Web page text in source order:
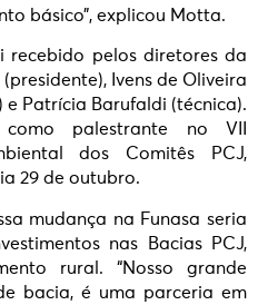
básico”, explicou Motta.
recebido pelos diretores da
Ivens de Oliveira
Patrícia Barufaldi (técnica).
palestrante no VII
dos Comitês PCJ,
29 de outubro.
mudança na Funasa seria
nas Bacias PCJ,
rural. “Nosso grande
bacia, é uma parceria em